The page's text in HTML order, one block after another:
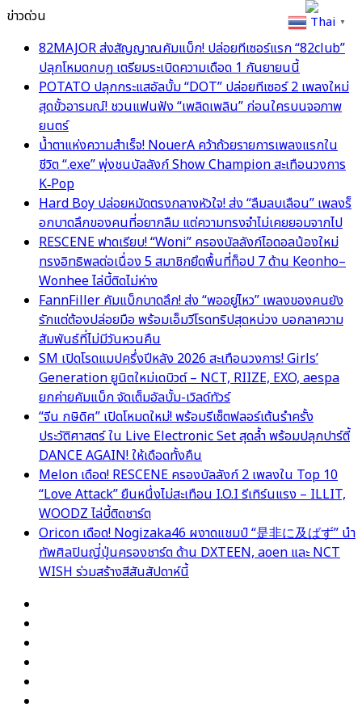
ข่าวด่วน
82MAJOR ส่งสัญญาณคัมแบ็ก! ปล่อยทีเซอร์แรก “82club”
ปลุกโหมดกบฏ เตรียมระเบิดความเดือด 1 กันยายนนี้
POTATO ปลุกกระแสอัลบั้ม “DOT” ปล่อยทีเซอร์ 2 เพลงใหม่
สุดขั้วอารมณ์! ชวนแฟนฟัง “เพลิดเพลิน” ก่อนใครบนจอภาพ
ยนตร์
น้ำตาแห่งความสำเร็จ! NouerA คว้าถ้วยรายการเพลงแรกใน
ชีวิต “.exe” พุ่งชนบัลลังก์ Show Champion สะเทือนวงการ
K‑Pop
Hard Boy ปล่อยหมัดตรงกลางหัวใจ! ส่ง “ลืมลบเลือน” เพลงร็
อกบาดลึกของคนที่อยากลืม แต่ความทรงจำไม่เคยยอมจากไป
RESCENE ฟาดเรียบ! “Woni” ครองบัลลังก์ไอดอลน้องใหม่
ทรงอิทธิพลต่อเนื่อง 5 สมาชิกยึดพื้นที่ท็อป 7 ด้าน Keonho–
Wonhee ไล่บี้ติดไม่ห่าง
FannFiller คัมแบ็กบาดลึก! ส่ง “พออยู่ไหว” เพลงของคนยัง
รักแต่ต้องปล่อยมือ พร้อมเอ็มวีโรดทริปสุดหน่วง บอกลาความ
สัมพันธ์ที่ไม่มีวันหวนคืน
SM เปิดโรดแมปครึ่งปีหลัง 2026 สะเทือนวงการ! Girls’
Generation ยูนิตใหม่เดบิวต์ – NCT, RIIZE, EXO, aespa
ยกค่ายคัมแบ็ก จัดเต็มอัลบั้ม-เวิลด์ทัวร์
“จีน กษิดิศ” เปิดโหมดใหม่! พร้อมรีเซ็ตฟลอร์เต้นรำครั้ง
ประวัติศาสตร์ ใน Live Electronic Set สุดล้ำ พร้อมปลุกปาร์ตี้
DANCE AGAIN! ให้เดือดทั้งคืน
Melon เดือด! RESCENE ครองบัลลังก์ 2 เพลงใน Top 10
“Love Attack” ยืนหนึ่งไม่สะเทือน I.O.I รีเทิร์นแรง – ILLIT,
WOODZ ไล่บี้ติดชาร์ต
Oricon เดือด! Nogizaka46 ผงาดแชมป์ “是非に及ばず” นำ
ทัพศิลปินญี่ปุ่นครองชาร์ต ด้าน DXTEEN, aoen และ NCT
WISH ร่วมสร้างสีสันสัปดาห์นี้
Thai ▼